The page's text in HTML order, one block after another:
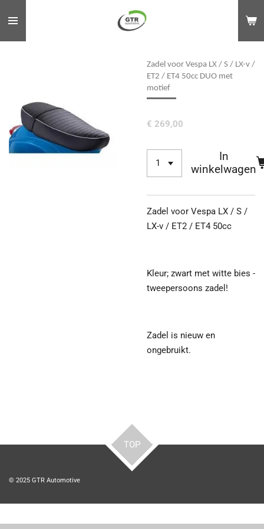
direct
naar
Zadel voor Vespa LX / S / LX-v /
ET2 / ET4 50cc DUO met
motief
€ 269,00
In
winkelwagen
Zadel voor Vespa LX / S /
LX-v / ET2 / ET4 50cc
Kleur; zwart met witte bies -
tweepersoons zadel!
Zadel is nieuw en
ongebruikt.
TOP
© 2025 GTR Automotive